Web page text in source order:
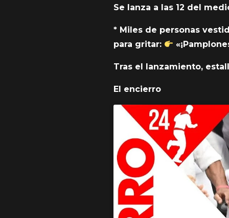
Se lanza a las 12 del
* Miles de personas
para gritar:
Tras el lanzamiento,
El encierro